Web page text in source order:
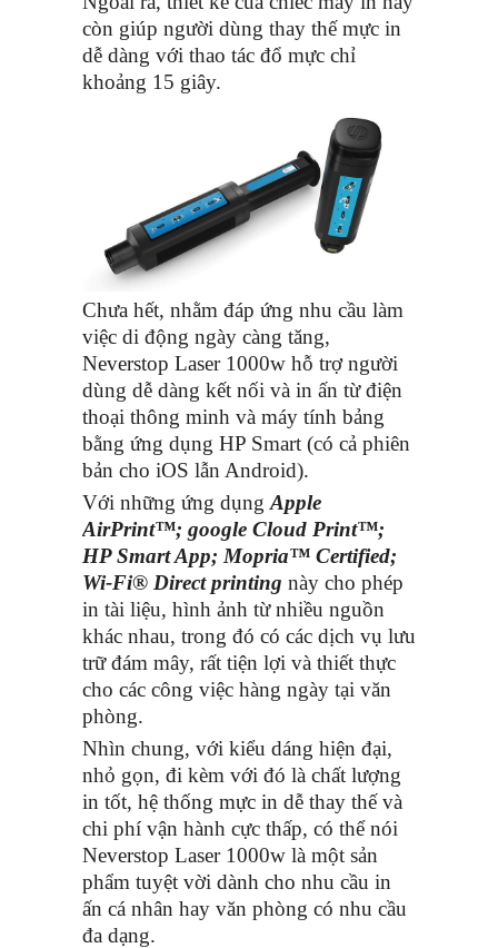
còn giúp người dùng thay thế mực in
dễ dàng với thao tác đổ mực chỉ
khoảng 15 giây.
Chưa hết, nhằm đáp ứng nhu cầu làm
việc di động ngày càng tăng,
Neverstop Laser 1000w hỗ trợ người
dùng dễ dàng kết nối và in ấn từ điện
thoại thông minh và máy tính bảng
bằng ứng dụng HP Smart (có cả phiên
bản cho iOS lẫn Android).
Với những ứng dụng Apple
AirPrint™; google Cloud Print™;
HP Smart App; Mopria™ Certified;
Wi-Fi® Direct printing này cho phép
in tài liệu, hình ảnh từ nhiều nguồn
khác nhau, trong đó có các dịch vụ lưu
trữ đám mây, rất tiện lợi và thiết thực
cho các công việc hàng ngày tại văn
phòng.
Nhìn chung, với kiểu dáng hiện đại,
nhỏ gọn, đi kèm với đó là chất lượng
in tốt, hệ thống mực in dễ thay thế và
chi phí vận hành cực thấp, có thể nói
Neverstop Laser 1000w là một sản
phẩm tuyệt vời dành cho nhu cầu in
ấn cá nhân hay văn phòng có nhu cầu
đa dạng.